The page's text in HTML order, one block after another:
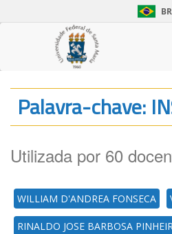
Palavra-chave:
Utilizada por 60
WILLIAM D'ANDREA FONSECA
RINALDO JOSE BARBOSA